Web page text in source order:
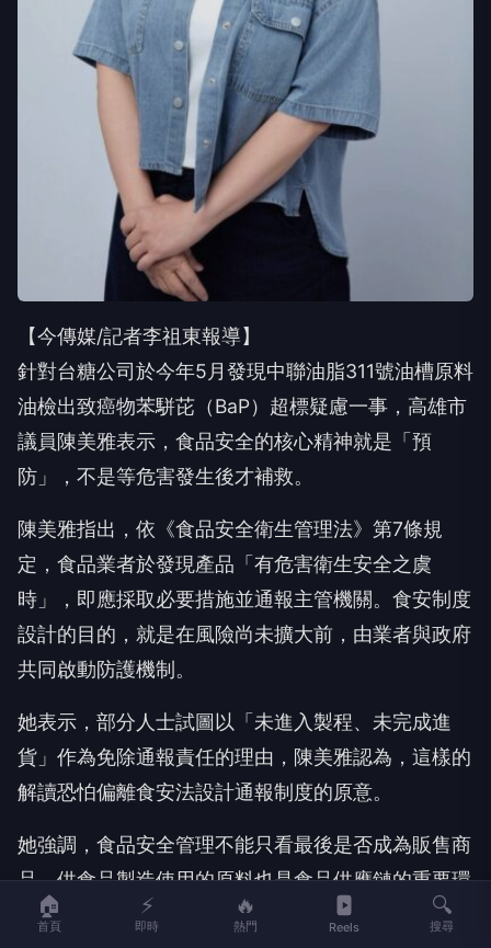
【今傳媒/記者李祖東報導】
針對台糖公司於今年5月發現中聯油脂311號油槽原料
油檢出致癌物苯駢芘（BaP）超標疑慮一事，高雄市
議員陳美雅表示，食品安全的核心精神就是「預
防」，不是等危害發生後才補救。
陳美雅指出，依《食品安全衛生管理法》第7條規
定，食品業者於發現產品「有危害衛生安全之虞
時」，即應採取必要措施並通報主管機關。食安制度
設計的目的，就是在風險尚未擴大前，由業者與政府
共同啟動防護機制。
她表示，部分人士試圖以「未進入製程、未完成進
貨」作為免除通報責任的理由，陳美雅認為，這樣的
解讀恐怕偏離食安法設計通報制度的原意。
她強調，食品安全管理不能只看最後是否成為販售商
品，供食品製造使用的原料也是食品供應鏈的重要環
節。當業者發現原料油存在致癌物超標疑慮時，重點
🏠
首頁
⚡
即時
🔥
熱門 Reels
🔍
搜尋